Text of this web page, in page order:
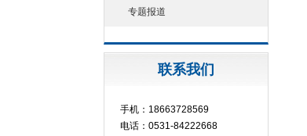
专题报道
联系我们
手机：18663728569
电话：0531-84222668